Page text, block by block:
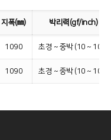
지폭(㎜) 박리력(gf/inch)
1090 초경 ~ 중박 (10 ~ 100)
1090 초경 ~ 중박 (10 ~ 100)